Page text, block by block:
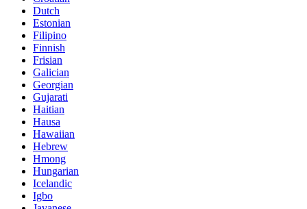
Dutch
Estonian
Filipino
Finnish
Frisian
Galician
Georgian
Gujarati
Haitian
Hausa
Hawaiian
Hebrew
Hmong
Hungarian
Icelandic
Igbo